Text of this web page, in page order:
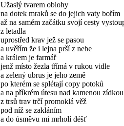
Užaslý tvarem oblohy
na dotek mraků se do jejich vaty bořím
až na samém začátku svojí cesty
z letadla
uprostřed krav jež se pasou
a uvěřím že i lejna prší z nebe
a králem je farmář
jenž místo žezla třímá v rukou vidle
a zelený ubrus je jeho země
po kterém se splétají copy potoků
a na příkrém útesu nad kamenou zídkou
z trsů trav trčí promoklá věž
pod níž se zakláním
a do úsměvu mi mrholí déšť